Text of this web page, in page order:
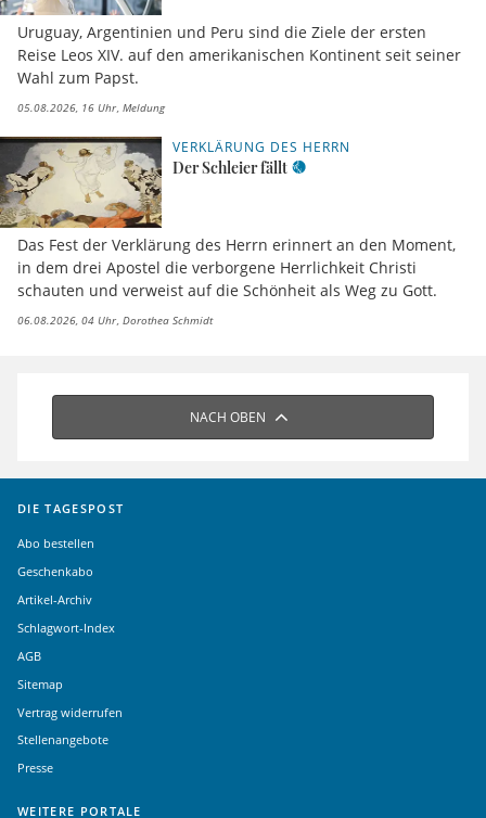
Uruguay, Argentinien und Peru sind die Ziele der ersten
Reise Leos XIV. auf den amerikanischen Kontinent seit seiner
Wahl zum Papst.
05.08.2026, 16 Uhr Meldung
VERKLÄRUNG DES HERRN
Der Schleier fällt
Das Fest der Verklärung des Herrn erinnert an den Moment,
in dem drei Apostel die verborgene Herrlichkeit Christi
schauten und verweist auf die Schönheit als Weg zu Gott.
06.08.2026, 04 Uhr Dorothea Schmidt
NACH OBEN
DIE TAGESPOST
Abo bestellen
Geschenkabo
Artikel-Archiv
Schlagwort-Index
AGB
Sitemap
Vertrag widerrufen
Stellenangebote
Presse
WEITERE PORTALE